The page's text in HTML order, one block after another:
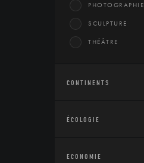
PHOTOGRAPHIE
SCULPTURE
THÉÂTRE
CONTINENTS
ÉCOLOGIE
ECONOMIE